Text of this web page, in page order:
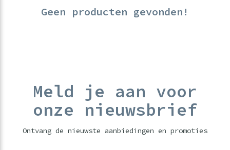
Geen producten gevonden!
Meld je aan voor
onze nieuwsbrief
Ontvang de nieuwste aanbiedingen en promoties